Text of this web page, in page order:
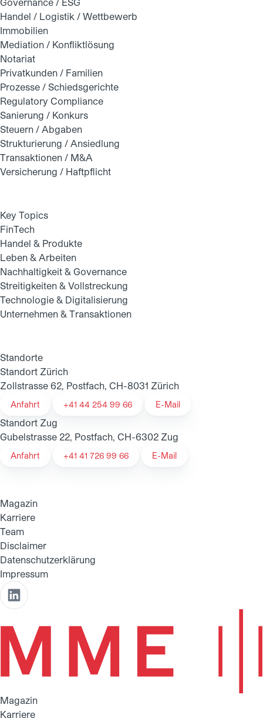
Handel / Logistik / Wettbewerb
Immobilien
Mediation / Konfliktlösung
Notariat
Privatkunden / Familien
Prozesse / Schiedsgerichte
Regulatory Compliance
Sanierung / Konkurs
Steuern / Abgaben
Strukturierung / Ansiedlung
Transaktionen / M&A
Versicherung / Haftpflicht
Key Topics
FinTech
Handel & Produkte
Leben & Arbeiten
Nachhaltigkeit & Governance
Streitigkeiten & Vollstreckung
Technologie & Digitalisierung
Unternehmen & Transaktionen
Standorte
Standort Zürich
Zollstrasse 62, Postfach, CH-8031 Zürich
Anfahrt +41 44 254 99 66 E-Mail
Standort Zug
Gubelstrasse 22, Postfach, CH-6302 Zug
Anfahrt +41 41 726 99 66 E-Mail
Magazin
Karriere
Team
Disclaimer
Datenschutzerklärung
Impressum
Magazin
Karriere